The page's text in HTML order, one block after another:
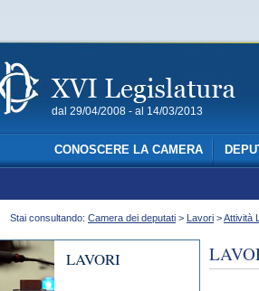
dal 29/04/2008 - al 14/03/2013
CONOSCERE LA CAMERA
Stai consultando: Camera dei deputati > Lavori >Attività
LAVORI